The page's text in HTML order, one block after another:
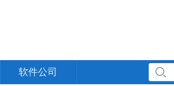
软件公司